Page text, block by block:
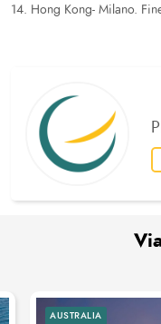
14. Hong Kong- Milano.
AUSTRALIA